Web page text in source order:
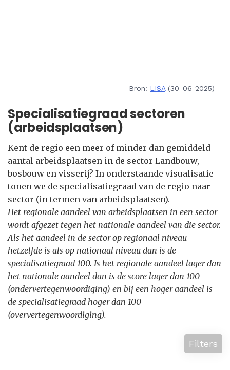
Bron: LISA(30-06-2025)
Specialisatiegraad sectoren
(arbeidsplaatsen)
Kent de regio een meer of minder dan gemiddeld
aantal arbeidsplaatsen in de sector Landbouw,
bosbouw en visserij? In onderstaande visualisatie
tonen we de specialisatiegraad van de regio naar
sector (in termen van arbeidsplaatsen).
Het regionale aandeel van arbeidsplaatsen in een sector
wordt afgezet tegen het nationale aandeel van die sector.
Als het aandeel in de sector op regionaal niveau
hetzelfde is als op nationaal niveau dan is de
specialisatiegraad 100. Is het regionale aandeel lager dan
het nationale aandeel dan is de score lager dan 100
(ondervertegenwoordiging) en bij een hoger aandeel is
de specialisatiegraad hoger dan 100
(oververtegenwoordiging).
Filters